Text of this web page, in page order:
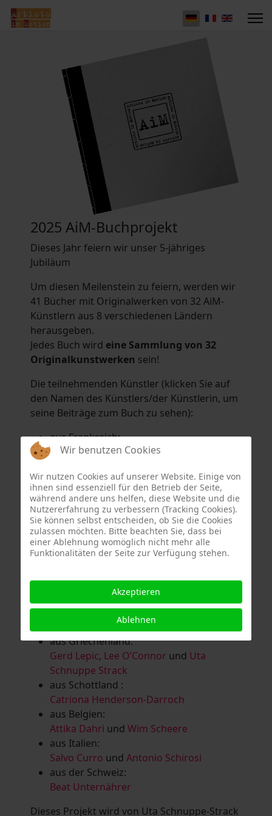
2025 AiM-Buchprojekt
Dieses Jahr feiern wir unser 5-jähriges
Jubiläum
Um diesen Meilenstein zu feiern, werden wir
41 Bücher mit Originalwerken von 32 AiM-
Künstlern aus 8 verschiedenen Ländern
herausgeben.
Jedes Buch wird eine Sammlung von 32
Originalkunstwerken sein!
Die teilnehmenden Künstler (klicken Sie auf
den Namen des Künstlers/der Künstlerin, um
seine Beiträge zum Buch zu sehen):
aus Frankreich:
Hélène Argo,Didier Bonnot
Eric Schaftlein.
aus den Niederlanden:
Dorrety Brookhuis,Natalia Dik,Elise
EekhoutundHenny Schaapman
aus Deutschland:
Salomé Herbst,Andrea Jungnitsch,
Lanzl,Heidrun MalComes,Christa Mayer-
Guntram Prochaska
Schaub,Vera Schaub,Birgit Schweimler &
Serge DevadderundRolf Thärichen
aus Griechenland:
Gerd Lepic, Lee O’Connor und Uta
Schnuppe Strack
aus Schottland :
Catriona Henderson-Darroch
aus Belgien:
Attika Dahri und Wim Scheere
aus Italien:
Salvo Curro und Antonio Schirosi
aus der Schweiz:
Beat Unternährer
Dieses Projekt wird von Uta Schnuppe-Strack
Wir benutzen Cookies
Wir nutzen Cookies auf unserer Website. Einige von
ihnen sind essenziell für den Betrieb der Seite,
während andere uns helfen, diese Website und die
Nutzererfahrung zu verbessern (Tracking Cookies).
Sie können selbst entscheiden, ob Sie die Cookies
zulassen möchten. Bitte beachten Sie, dass bei
einer Ablehnung womöglich nicht mehr alle
Funktionalitäten der Seite zur Verfügung stehen.
Akzeptieren
Ablehnen